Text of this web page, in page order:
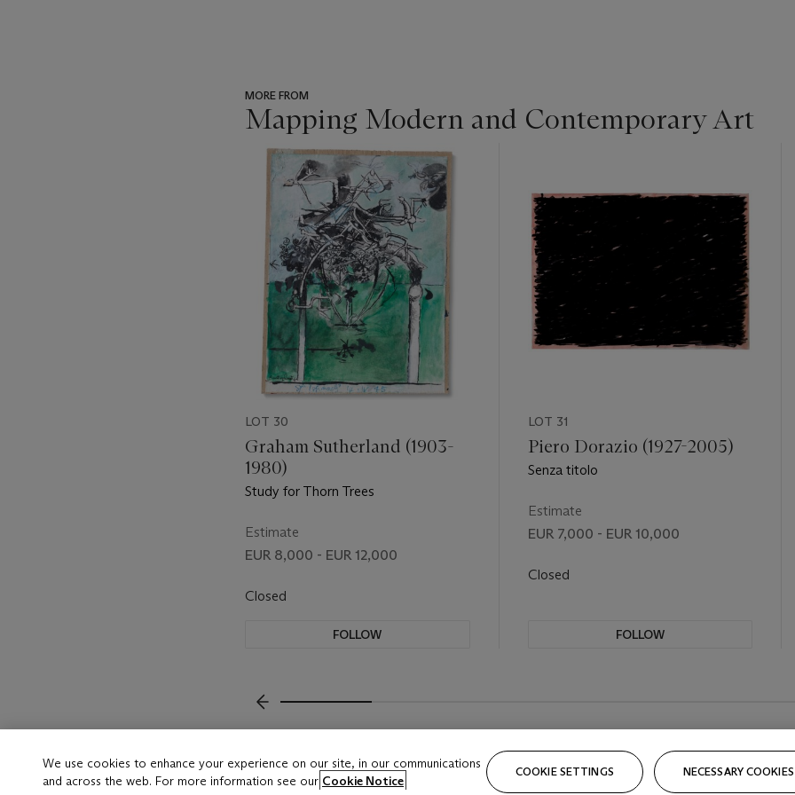
MORE FROM
Mapping Modern and Contemporary Art
item_current_of_total_txt
LOT 30
Graham Sutherland (1903-
1980)
Study for Thorn Trees
Estimate
EUR 8,000 - EUR 12,000
Closed
FOLLOW
LOT 31
Piero Dorazio (1927-2005)
Senza titolo
Estimate
EUR 7,000 - EUR 10,000
Closed
FOLLOW
???-PREVIOUS_TXT
We use cookies to enhance your experience on our site, in our communications
and across the web. For more information see our Cookie Notice
COOKIE SETTINGS NECESSARY